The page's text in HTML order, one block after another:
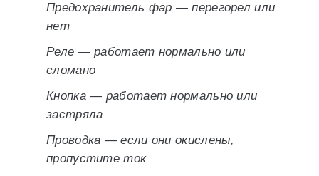
Предохранитель фар — перегорел или
нет
Реле — работает нормально или
сломано
Кнопка — работает нормально или
застряла
Проводка — если они окислены,
пропустите ток